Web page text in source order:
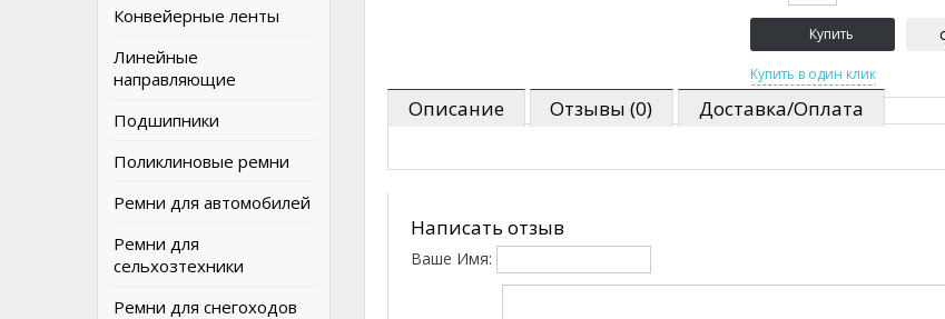
Конвейерные ленты
Линейные
направляющие
Подшипники
Поликлиновые ремни
Ремни для автомобилей
Ремни для
сельхозтехники
Ремни для снегоходов
Описание Отзывы (0) Доставка/Оплата
Написать отзыв
Ваше Имя: